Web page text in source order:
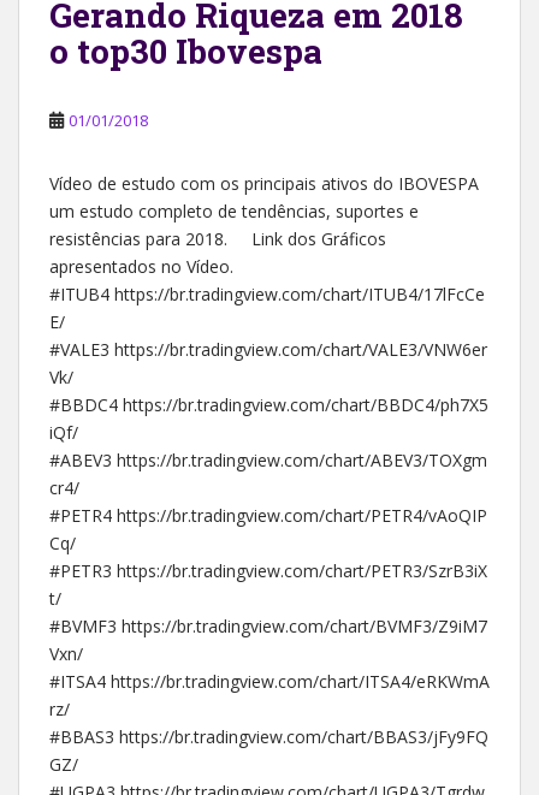
Gerando Riqueza em 2018
o top30 Ibovespa
01/01/2018
Vídeo de estudo com os principais ativos do IBOVESPA
um estudo completo de tendências, suportes e
resistências para 2018. Link dos Gráficos
apresentados no Vídeo.
#ITUB4 https://br.tradingview.com/chart/ITUB4/17lFcCe
E/
#VALE3 https://br.tradingview.com/chart/VALE3/VNW6er
Vk/
#BBDC4 https://br.tradingview.com/chart/BBDC4/ph7X5
iQf/
#ABEV3 https://br.tradingview.com/chart/ABEV3/TOXgm
cr4/
#PETR4 https://br.tradingview.com/chart/PETR4/vAoQIP
Cq/
#PETR3 https://br.tradingview.com/chart/PETR3/SzrB3iX
t/
#BVMF3 https://br.tradingview.com/chart/BVMF3/Z9iM7
Vxn/
#ITSA4 https://br.tradingview.com/chart/ITSA4/eRKWmA
rz/
#BBAS3 https://br.tradingview.com/chart/BBAS3/jFy9FQ
GZ/